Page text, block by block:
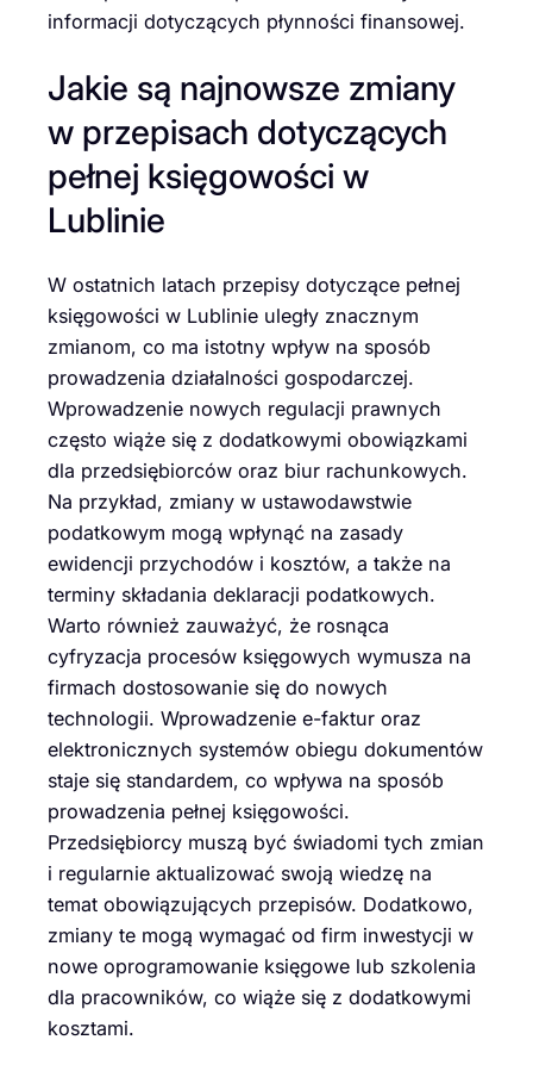
informacji dotyczących płynności finansowej.
Jakie są najnowsze zmiany
w przepisach dotyczących
pełnej księgowości w
Lublinie
W ostatnich latach przepisy dotyczące pełnej
księgowości w Lublinie uległy znacznym
zmianom, co ma istotny wpływ na sposób
prowadzenia działalności gospodarczej.
Wprowadzenie nowych regulacji prawnych
często wiąże się z dodatkowymi obowiązkami
dla przedsiębiorców oraz biur rachunkowych.
Na przykład, zmiany w ustawodawstwie
podatkowym mogą wpłynąć na zasady
ewidencji przychodów i kosztów, a także na
terminy składania deklaracji podatkowych.
Warto również zauważyć, że rosnąca
cyfryzacja procesów księgowych wymusza na
firmach dostosowanie się do nowych
technologii. Wprowadzenie e-faktur oraz
elektronicznych systemów obiegu dokumentów
staje się standardem, co wpływa na sposób
prowadzenia pełnej księgowości.
Przedsiębiorcy muszą być świadomi tych zmian
i regularnie aktualizować swoją wiedzę na
temat obowiązujących przepisów. Dodatkowo,
zmiany te mogą wymagać od firm inwestycji w
nowe oprogramowanie księgowe lub szkolenia
dla pracowników, co wiąże się z dodatkowymi
kosztami.